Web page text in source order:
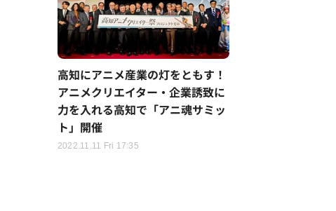
高知にアニメ産業の灯をともす！
アニメクリエイター・企業誘致に
力を入れる高知で「アニ魂サミッ
ト」開催
2022.11.11 Fri 17:35